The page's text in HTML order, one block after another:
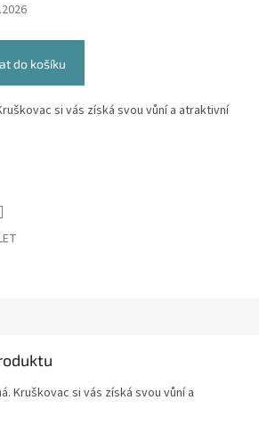
do košíku
si vás získá svou vůní a atraktivní
Kruškovac si vás získá svou vůní a